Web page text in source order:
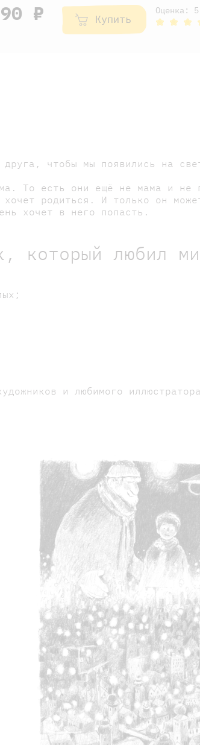
₽ Купить
Оценка: 5
друга, чтобы мы появились на
То есть они ещё не мама и
родиться. И только он
хочет в него попасть.
который любил
и любимого